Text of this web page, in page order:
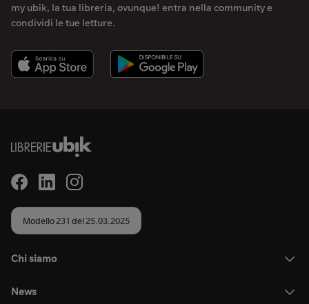
my ubik, la tua libreria, ovunque! entra nella community e
condividi le tue letture.
Modello 231 del 25.03.2025
Chi siamo
News